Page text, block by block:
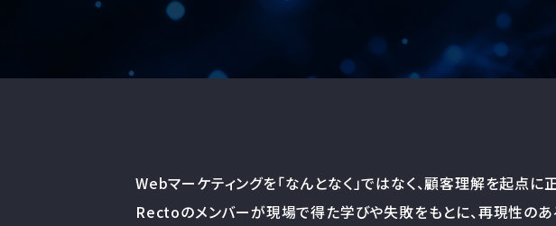
Webマーケティングを「なんとなく」ではなく、顧客理解を起点に
Rectoのメンバーが現場で得た学びや失敗をもとに、再現性のあ